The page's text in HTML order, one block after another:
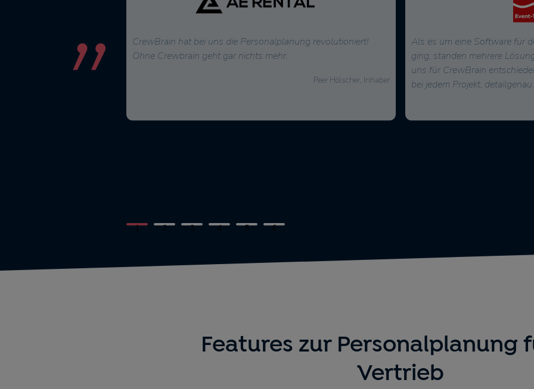
nutzen wir CrewBrain
und Dispositionstool. Vor
CrewBrain hat bei uns die Personalplanung revolutioniert!
Ohne Crewbrain geht gar nichts mehr.
Peer Hölscher, Inhaber
Als es um eine Software für
ging, standen mehrere
uns für CrewBrain
bei jedem Projekt, detailgenau
1 2 3 4 5 6
Features zur Personalplanung
Vertrieb